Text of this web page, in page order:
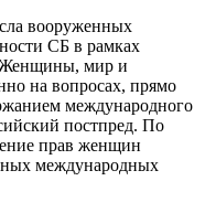
вооруженных
СБ в рамках
мир и
на вопросах, прямо
международного
постпред. По
прав женщин
международных